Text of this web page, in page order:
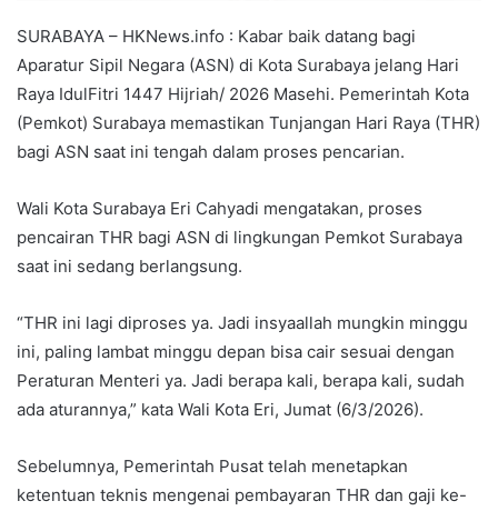
SURABAYA – HKNews.info : Kabar baik datang bagi
Aparatur Sipil Negara (ASN) di Kota Surabaya jelang Hari
Raya IdulFitri 1447 Hijriah/ 2026 Masehi. Pemerintah Kota
(Pemkot) Surabaya memastikan Tunjangan Hari Raya (THR)
bagi ASN saat ini tengah dalam proses pencarian.
Wali Kota Surabaya Eri Cahyadi mengatakan, proses
pencairan THR bagi ASN di lingkungan Pemkot Surabaya
saat ini sedang berlangsung.
“THR ini lagi diproses ya. Jadi insyaallah mungkin minggu
ini, paling lambat minggu depan bisa cair sesuai dengan
Peraturan Menteri ya. Jadi berapa kali, berapa kali, sudah
ada aturannya,” kata Wali Kota Eri, Jumat (6/3/2026).
Sebelumnya, Pemerintah Pusat telah menetapkan
ketentuan teknis mengenai pembayaran THR dan gaji ke-